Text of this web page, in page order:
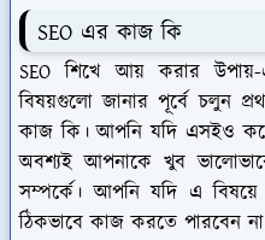
SEO এর কাজ কি
SEO শিখে আয় করার
বিষয়গুলো জানার পূর্বে চলুন
কাজ কি। আপনি যদি এসইও
অবশ্যই আপনাকে খুব
সম্পর্কে। আপনি যদি এ
ঠিকভাবে কাজ করতে পারবেন